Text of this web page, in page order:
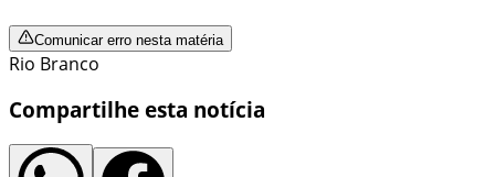
Comunicar erro nesta matéria
Rio Branco
Compartilhe esta notícia